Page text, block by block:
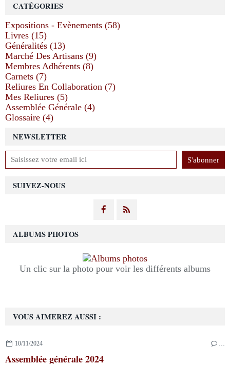
NEWSLETTER
SUIVEZ-NOUS
VOUS AIMEREZ AUSSI :
10/11/2024
Assemblée générale 2024
CATÉGORIES
Expositions - Evènements (58)
Livres (15)
Généralités (13)
Marché Des Artisans (9)
Membres Adhérents (8)
Carnets (7)
Reliures En Collaboration (7)
Mes Reliures (5)
Assemblée Générale (4)
Glossaire (4)
ALBUMS PHOTOS
Un clic sur la photo pour voir les différents albums